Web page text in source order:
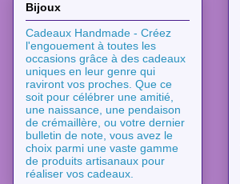
Bijoux
Cadeaux Handmade - Créez
l'engouement à toutes les
occasions grâce à des cadeaux
uniques en leur genre qui
raviront vos proches. Que ce
soit pour célébrer une amitié,
une naissance, une pendaison
de crémaillère, ou votre dernier
bulletin de note, vous avez le
choix parmi une vaste gamme
de produits artisanaux pour
réaliser vos cadeaux.